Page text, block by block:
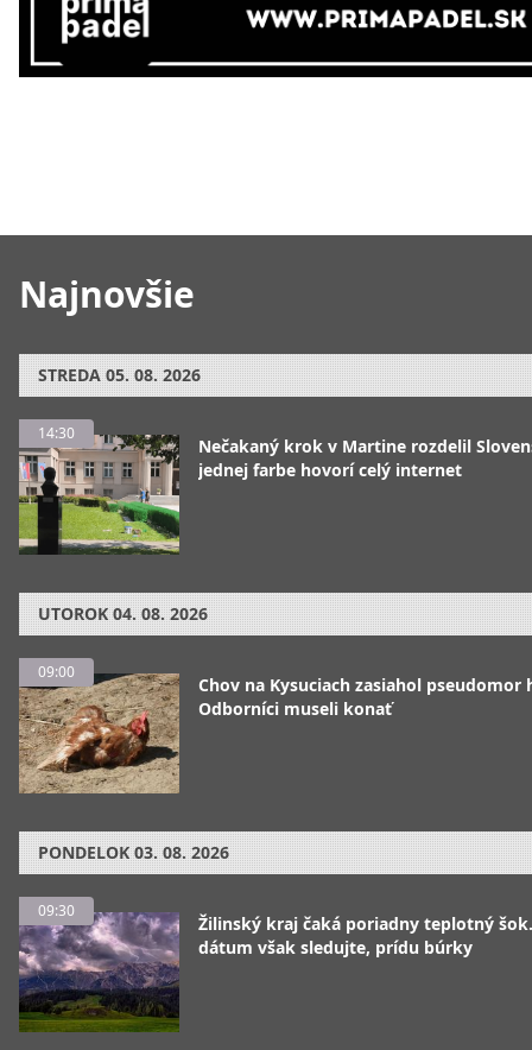
Najnovšie
STREDA 05. 08. 2026
14:30
Nečakaný krok v Martine rozdelil
jednej farbe hovorí celý internet
UTOROK 04. 08. 2026
09:00
Chov na Kysuciach zasiahol pseudomor
Odborníci museli konať
PONDELOK 03. 08. 2026
09:30
Žilinský kraj čaká poriadny teplotný
dátum však sledujte, prídu búrky